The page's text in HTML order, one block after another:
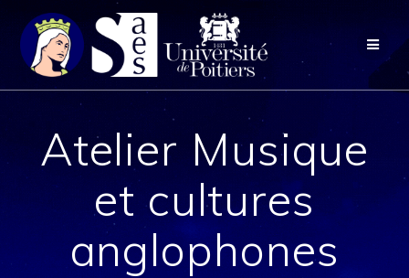
Passer
au
contenu
Atelier Musique
et cultures
anglophones